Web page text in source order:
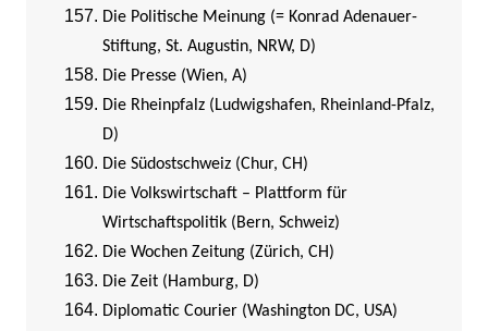
Die Politische Meinung (= Konrad Adenauer-
Stiftung, St. Augustin, NRW, D)
Die Presse (Wien, A)
Die Rheinpfalz (Ludwigshafen, Rheinland-Pfalz,
D)
Die Südostschweiz (Chur, CH)
Die Volkswirtschaft – Plattform für
Wirtschaftspolitik (Bern, Schweiz)
Die Wochen Zeitung (Zürich, CH)
Die Zeit (Hamburg, D)
Diplomatic Courier (Washington DC, USA)